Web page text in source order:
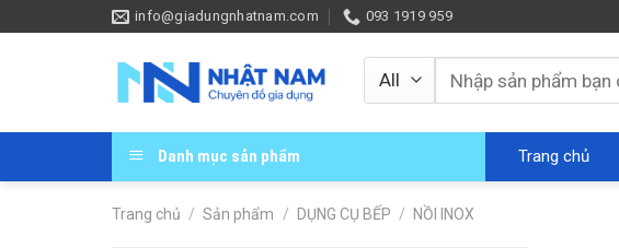
to
info@giadungnhatnam.com 093 1919 959
Tìm
kiếm:
Danh mục sản phẩm Trang chủ
Trang chủ / Sản phẩm / DỤNG CỤ BẾP / NỒI INOX